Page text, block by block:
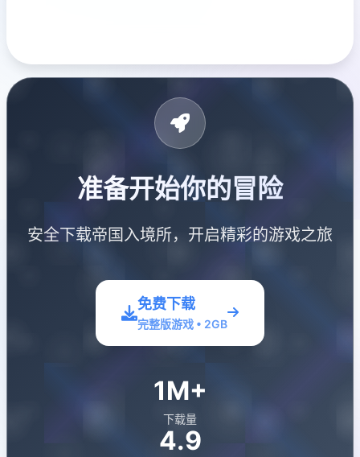
准备开始你的冒险
安全下载帝国入境所，开启精彩的游戏之旅
免费下载
完整版游戏 • 2GB
1M+
下载量
4.9